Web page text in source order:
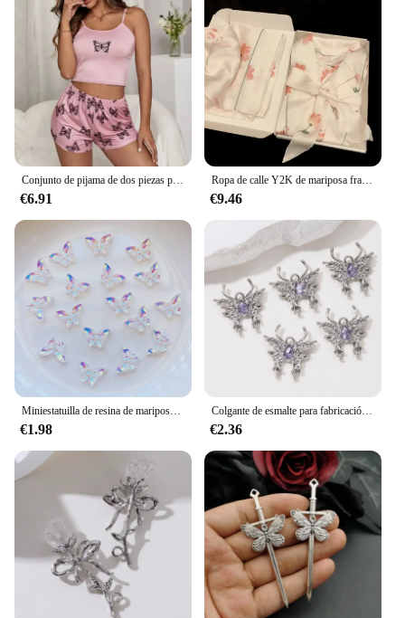
Conjunto de pijama de dos piezas para mujer, chaleco con estampado de mariposa, pantalones cortos, color rosa, Sexy, Verano
€6.91
Ropa de calle Y2K de mariposa francesa, pijamas para mujer con cuello en V y botones, conjunto de pijamas suaves informales para mujer, ropa de dormir nueva de Otoño Invierno
€9.46
Miniestatuilla de resina de mariposa brillante, adorno artesanal de cabujón plano, fabricación de joyas, accesorios para el cabello, 7x9mm, novedad de 100 piezas
€1.98
Colgante de esmalte para fabricación de joyas, dijes de mariposa y estrellas de Color púrpura, 10 piezas, collar hecho a mano, pulsera
€2.36